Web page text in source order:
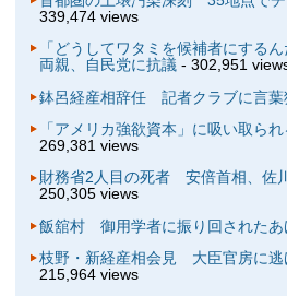
339,474 views
「どうしてワタミを候補者にする
両親、自民党に抗議- 302,951
鉢呂経産相辞任 記者クラブに言葉
「アメリカ強欲資本」に吸い取ら
269,381 views
財務省2人目の死者 安倍首相、佐
250,305 views
飯舘村 御用学者に振り回されたあ
枝野・新経産相会見 大臣官房に逃
215,964 views